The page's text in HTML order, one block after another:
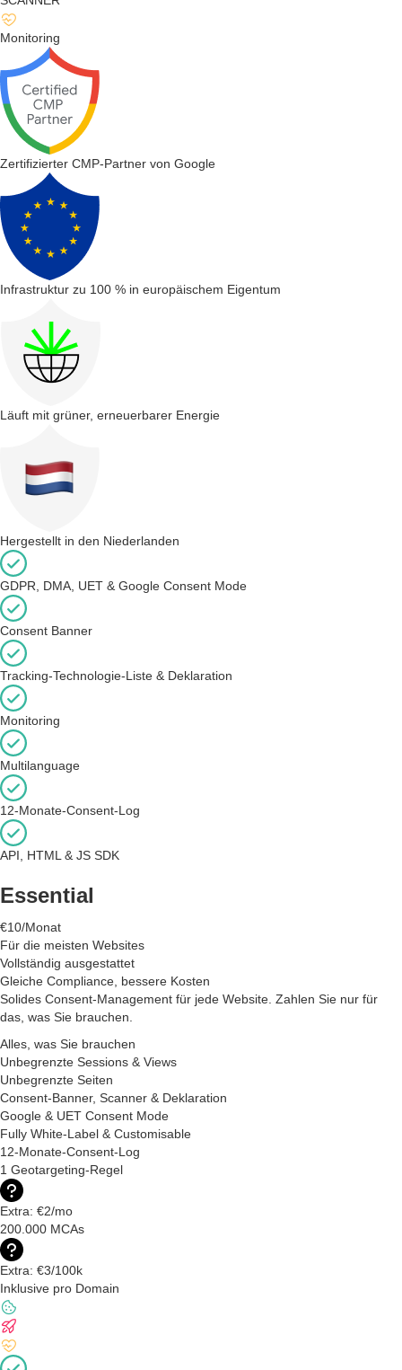
Monitoring
Zertifizierter CMP-Partner von Google
Infrastruktur zu 100 % in europäischem Eigentum
Läuft mit grüner, erneuerbarer Energie
Hergestellt in den Niederlanden
GDPR, DMA, UET & Google Consent Mode
Consent Banner
Tracking-Technologie-Liste & Deklaration
Monitoring
Multilanguage
12-Monate-Consent-Log
API, HTML & JS SDK
Essential
€10/Monat
Für die meisten Websites
Vollständig ausgestattet
Gleiche Compliance, bessere Kosten
Solides Consent-Management für jede Website. Zahlen Sie nur für
das, was Sie brauchen.
Alles, was Sie brauchen
Unbegrenzte Sessions & Views
Unbegrenzte Seiten
Consent-Banner, Scanner & Deklaration
Google & UET Consent Mode
Fully White-Label & Customisable
12-Monate-Consent-Log
1 Geotargeting-Regel
Extra: €2/mo
200.000 MCAs
Extra: €3/100k
Inklusive pro Domain